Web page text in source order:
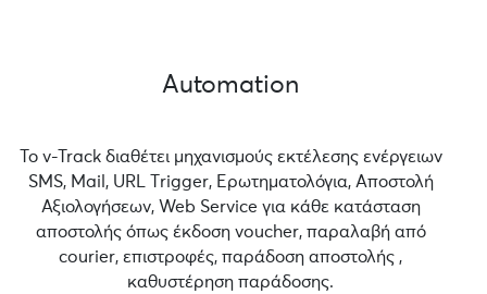
Automation
Το v-Track διαθέτει μηχανισμούς εκτέλεσης ενέργειων
SMS, Mail, URL Τrigger, Ερωτηματολόγια, Αποστολή
Αξιολογήσεων, Web Service για κάθε κατάσταση
αποστολής όπως έκδοση voucher, παραλαβή από
courier, επιστροφές, παράδοση αποστολής ,
καθυστέρηση παράδοσης.